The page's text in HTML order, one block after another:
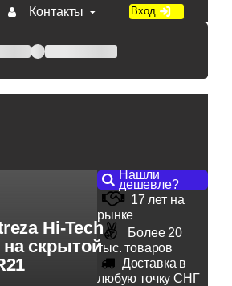
Контакты Вход
Hi-Tech
на скрытой
Нашли
дешевле?
17 лет на
рынке
Более 20
тыс. товаров
Доставка в
любую точку СНГ